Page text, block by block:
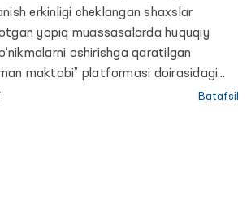
erkinligi cheklangan shaxslar
yopiq muassasalarda huquqiy
oshirishga qaratilgan
maktabi” platformasi doirasidagi
etmoqda.
Batafsil